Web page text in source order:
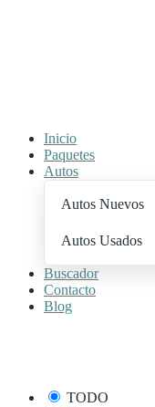
Inicio
Paquetes
Autos
Autos Nuevos
Autos Usados
Buscador
Contacto
Blog
TODO